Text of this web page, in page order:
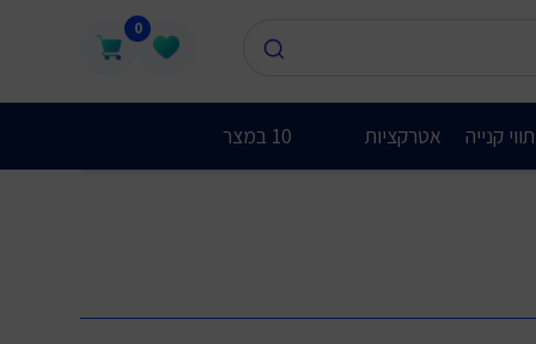
0
קנייה אטרקציות 10 במצר